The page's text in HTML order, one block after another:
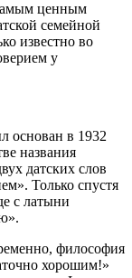
ценным
семейной
известно во
у
основан в 1932
названия
датских слов
Только спустя
с латыни
философия
хорошим!»